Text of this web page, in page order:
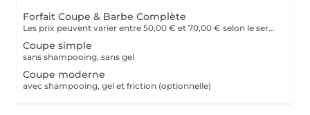
Forfait Coupe & Barbe Complète
Les prix peuvent varier entre 50,00 € et 70,00 € selon le service
Coupe simple
sans shampooing, sans gel
Coupe moderne
avec shampooing, gel et friction (optionnelle)